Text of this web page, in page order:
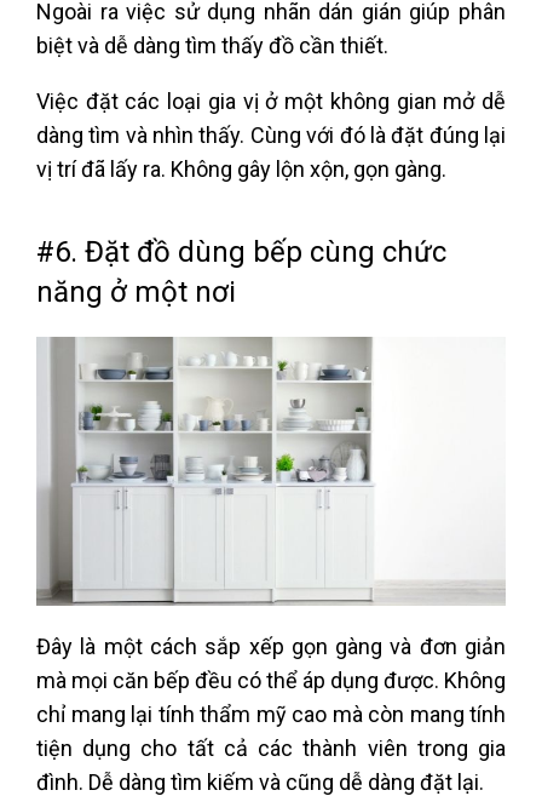
Ngoài ra việc sử dụng nhãn dán gián giúp phân
biệt và dễ dàng tìm thấy đồ cần thiết.
Việc đặt các loại gia vị ở một không gian mở dễ
dàng tìm và nhìn thấy. Cùng với đó là đặt đúng lại
vị trí đã lấy ra. Không gây lộn xộn, gọn gàng.
#6. Đặt đồ dùng bếp cùng chức
năng ở một nơi
Đây là một cách sắp xếp gọn gàng và đơn giản
mà mọi căn bếp đều có thể áp dụng được. Không
chỉ mang lại tính thẩm mỹ cao mà còn mang tính
tiện dụng cho tất cả các thành viên trong gia
đình. Dễ dàng tìm kiếm và cũng dễ dàng đặt lại.